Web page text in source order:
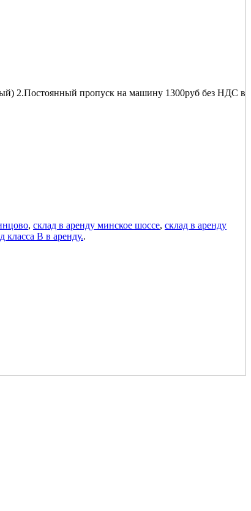
2.Постоянный пропуск на машину 1300руб без НДС в
, склад в аренду минское шоссе, склад в аренду
класса В в аренду..